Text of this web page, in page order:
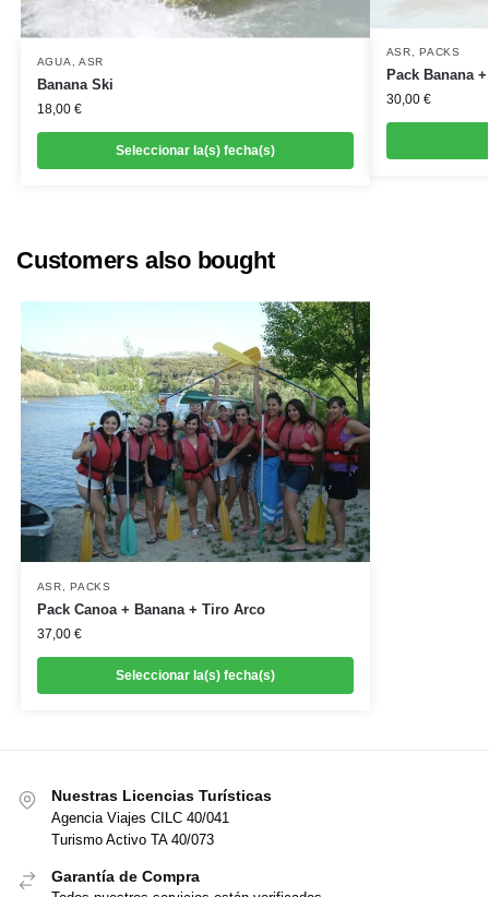
AGUA, ASR
Banana Ski
18,00 €
Seleccionar la(s) fecha(s)
ASR ,PACKS
Pack Banana
30,00 €
Customers also bought
ASR,PACKS
Pack Canoa + Banana + Tiro Arco
37,00 €
Seleccionar la(s) fecha(s)
Nuestras Licencias Turísticas
Agencia Viajes CILC 40/041
Turismo Activo TA 40/073
Garantía de Compra